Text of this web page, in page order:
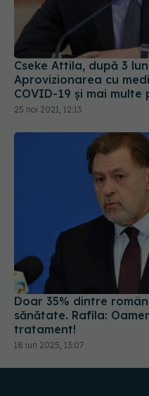
Cseke Attila, după 3
Aprovizionarea cu
COVID-19 și mai multe
principale
25 noi 2021, 12:13
Doar 35% dintre
sănătate. Rafila:
tratament!
18 iun 2025, 13:07